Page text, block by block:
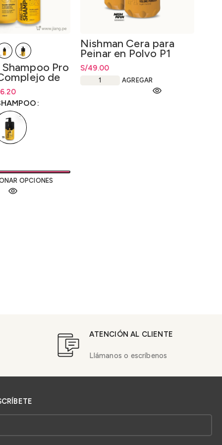
Pro
de
400ml y
desde S/36.20
desde
S/92.00
OPCIONES
Nishman Cera para
Peinar en Polvo P1
Powder Hair Styling
Wax P1 20gr.
S/49.00
AGREGAR
ATENCIÓN AL CLIENTE
Llámanos o escríbenos